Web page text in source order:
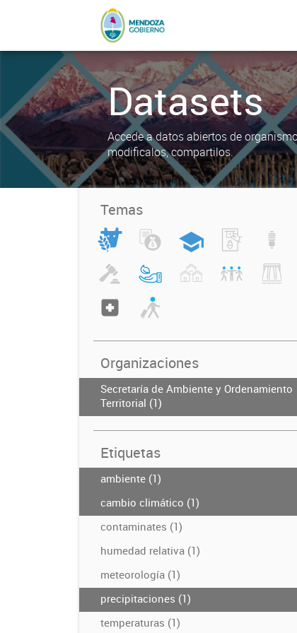
Datasets
Accede a datos abiertos de
modificalos, compartilos.
Temas
Organizaciones
Secretaría de Ambiente y Ordenamiento
Territorial (1)
Etiquetas
ambiente (1)
cambio climático (1)
contaminates (1)
humedad relativa (1)
meteorología (1)
precipitaciones (1)
temperaturas (1)